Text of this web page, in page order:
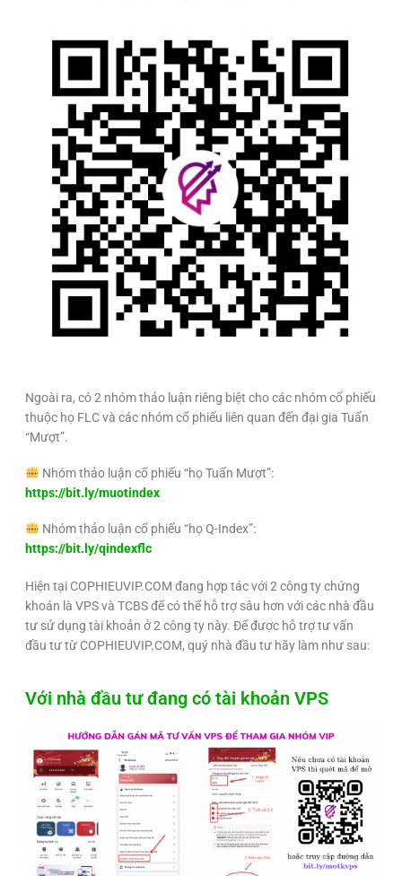
Ngoài ra, có 2 nhóm thảo luận riêng biệt cho các nhóm cổ phiếu
thuộc họ FLC và các nhóm cổ phiếu liên quan đến đại gia Tuấn
“Mượt”.
Nhóm thảo luận cổ phiếu “họ Tuấn Mượt”:
https://bit.ly/muotindex
Nhóm thảo luận cổ phiếu “họ Q-Index”:
https://bit.ly/qindexflc
Hiện tại COPHIEUVIP.COM đang hợp tác với 2 công ty chứng
khoán là VPS và TCBS để có thể hỗ trợ sâu hơn với các nhà đầu
tư sử dụng tài khoản ở 2 công ty này. Để được hỗ trợ tư vấn
đầu tư từ COPHIEUVIP.COM, quý nhà đầu tư hãy làm như sau:
Với nhà đầu tư đang có tài khoản VPS